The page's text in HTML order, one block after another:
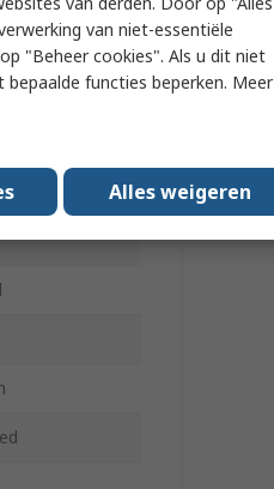
van niet-essentiële
"Beheer cookies". Als u dit niet
functies beperken. Meer
Alles weigeren